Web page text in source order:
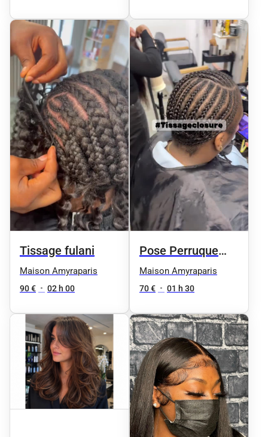
Tissage fulani
Maison Amyraparis
90 € • 02 h 00
Pose Perruque
Closure
Maison Amyraparis
70 € • 01 h 30